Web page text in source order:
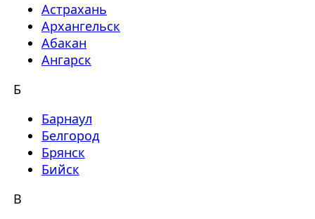
Астрахань
Архангельск
Абакан
Ангарск
Б
Барнаул
Белгород
Брянск
Бийск
В